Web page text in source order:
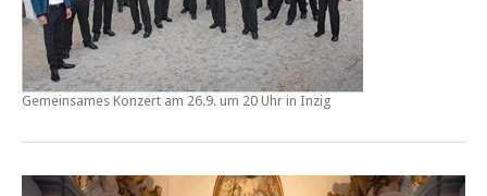
Gemeinsames Konzert am 26.9. um 20 Uhr in Inzig